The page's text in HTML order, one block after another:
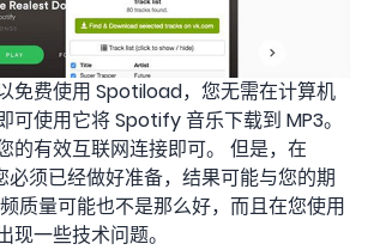
免费使用 Spotiload，您无需在计算机
可使用它将 Spotify 音乐下载到 MP3。
的有效互联网连接即可。 但是，在
须已经做好准备，结果可能与您的期
质量可能也不是那么好，而且在您使用
现一些技术问题。